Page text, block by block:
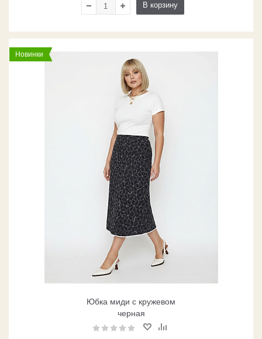
В корзину
Новинки
Юбка миди с кружевом
черная